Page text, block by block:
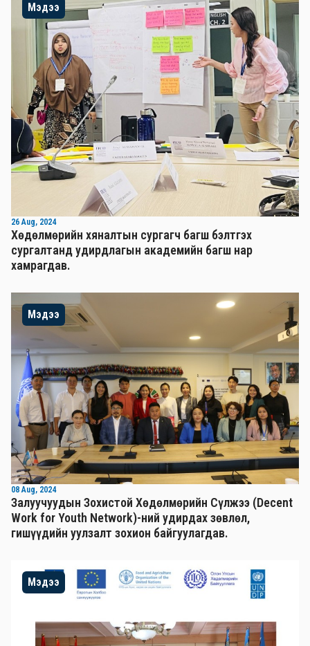
Мэдээ
26 Aug, 2024
Хөдөлмөрийн хяналтын сургагч багш бэлтгэх
сургалтанд удирдлагын академийн багш нар
хамрагдав.
Мэдээ
08 Aug, 2024
Залуучуудын Зохистой Хөдөлмөрийн Сүлжээ (Decent
Work for Youth Network)-ний удирдах зөвлөл,
гишүүдийн уулзалт зохион байгуулагдав.
Мэдээ